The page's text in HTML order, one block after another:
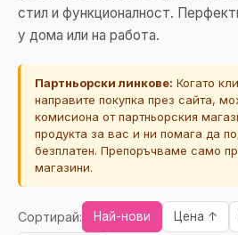
стил и функционалност.
у дома или на работа.
Партньорски линкове: Когато
направите покупка през сайта,
комисиона от партньорския
продукта за вас и ни помага да
безплатен. Препоръчваме само
магазини.
Сортирай: Най-нови Цена ↑